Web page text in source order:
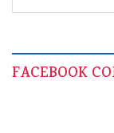
FACEBOOK